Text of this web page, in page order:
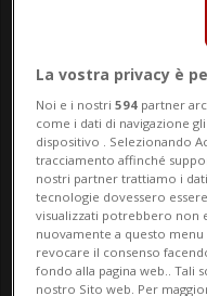
Intanto Lipari
vaccinazione
maggiorenne.
CAPRI - Mario
stagione
giugno, o anche
La vostra privacy è
Noi e i nostri594 partner
come i dati di navigazione
dispositivo . Selezionando
tracciamento affinché
nostri partner trattiamo i
tecnologie dovessero
visualizzati potrebbero non
nuovamente a questo
revocare il consenso
fondo alla pagina web.. Tali
nostro Sito web. Per